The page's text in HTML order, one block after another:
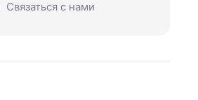
Связаться с нами